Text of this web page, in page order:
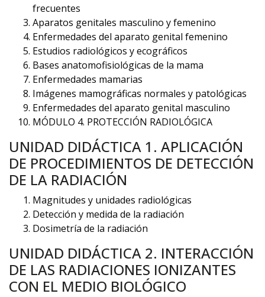
frecuentes
Aparatos genitales masculino y femenino
Enfermedades del aparato genital femenino
Estudios radiológicos y ecográficos
Bases anatomofisiológicas de la mama
Enfermedades mamarias
Imágenes mamográficas normales y patológicas
Enfermedades del aparato genital masculino
MÓDULO 4. PROTECCIÓN RADIOLÓGICA
UNIDAD DIDÁCTICA 1. APLICACIÓN
DE PROCEDIMIENTOS DE DETECCIÓN
DE LA RADIACIÓN
Magnitudes y unidades radiológicas
Detección y medida de la radiación
Dosimetría de la radiación
UNIDAD DIDÁCTICA 2. INTERACCIÓN
DE LAS RADIACIONES IONIZANTES
CON EL MEDIO BIOLÓGICO